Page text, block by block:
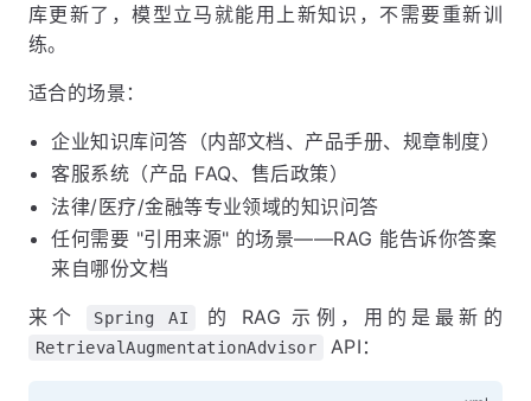
库更新了，模型立马就能用上新知识，不需要重新训
练。
适合的场景：
企业知识库问答（内部文档、产品手册、规章制度）
客服系统（产品 FAQ、售后政策）
法律/医疗/金融等专业领域的知识问答
任何需要 "引用来源" 的场景——RAG 能告诉你答案
来自哪份文档
来个 Spring AI 的 RAG 示例，用的是最新的
RetrievalAugmentationAdvisor API：